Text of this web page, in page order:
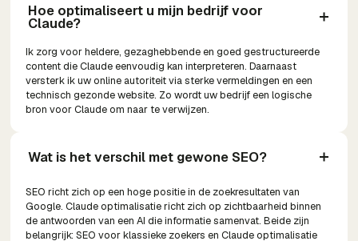
Hoe optimaliseert u mijn bedrijf voor
Claude?
Ik zorg voor heldere, gezaghebbende en goed gestructureerde
content die Claude eenvoudig kan interpreteren. Daarnaast
versterk ik uw online autoriteit via sterke vermeldingen en een
technisch gezonde website. Zo wordt uw bedrijf een logische
bron voor Claude om naar te verwijzen.
Wat is het verschil met gewone SEO?
SEO richt zich op een hoge positie in de zoekresultaten van
Google. Claude optimalisatie richt zich op zichtbaarheid binnen
de antwoorden van een AI die informatie samenvat. Beide zijn
belangrijk: SEO voor klassieke zoekers en Claude optimalisatie